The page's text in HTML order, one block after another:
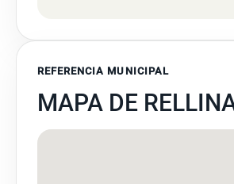
REFERENCIA MUNICIPAL
MAPA DE